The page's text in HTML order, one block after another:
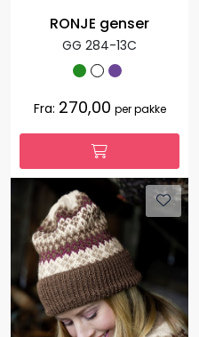
RONJE genser
GG 284-13C
Fra: 270,00 per pakke